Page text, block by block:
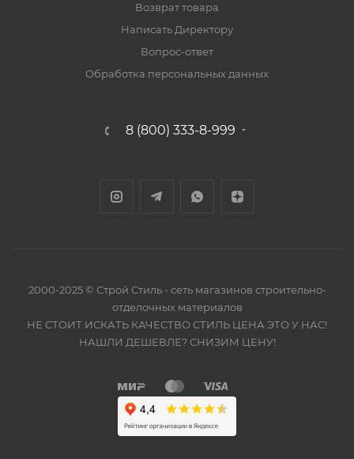
Возврат товара
Написать Директору
Вопрос-ответ
Обработка персональных данных
8 (800) 333-8-999
2000-2025 © Строй Стиль - сеть магазинов строительно-
отделочных материалов
НЕ СТОИТ ИСКАТЬ КАЧЕСТВО СТИЛЬ ЦЕНА ЭТО У НАС!
НАШЛИ ДЕШЕВЛЕ? СНИЗИМ ЦЕНУ!